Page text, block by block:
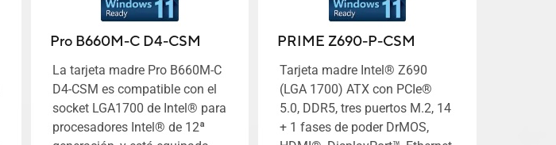
Pro B660M-C D4-CSM
La tarjeta madre Pro B660M-C
D4-CSM es compatible con el
socket LGA1700 de Intel® para
procesadores Intel® de 12ª
PRIME Z690-P-CSM
Tarjeta madre Intel® Z690
(LGA 1700) ATX con PCIe®
5.0, DDR5, tres puertos M.2, 14
+ 1 fases de poder DrMOS,